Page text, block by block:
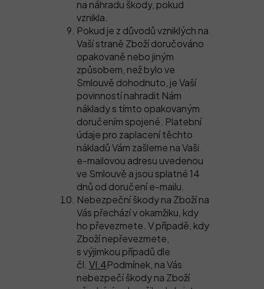
na náhradu škody, pokud
vznikla.
Pokud je z důvodů vzniklých na
Vaší straně Zboží doručováno
opakovaně nebo jiným
způsobem, než bylo ve
Smlouvě dohodnuto, je Vaší
povinností nahradit Nám
náklady s tímto opakovaným
doručením spojené. Platební
údaje pro zaplacení těchto
nákladů Vám zašleme na Vaši
e-mailovou adresu uvedenou
ve Smlouvě a jsou splatné 14
dnů od doručení e-mailu.
Nebezpeční škody na Zboží na
Vás přechází v okamžiku, kdy
ho převezmete. V případě, kdy
Zboží nepřevezmete,
s výjimkou případů dle
čl. VI.4Podmínek, na Vás
nebezpečí škody na Zboží